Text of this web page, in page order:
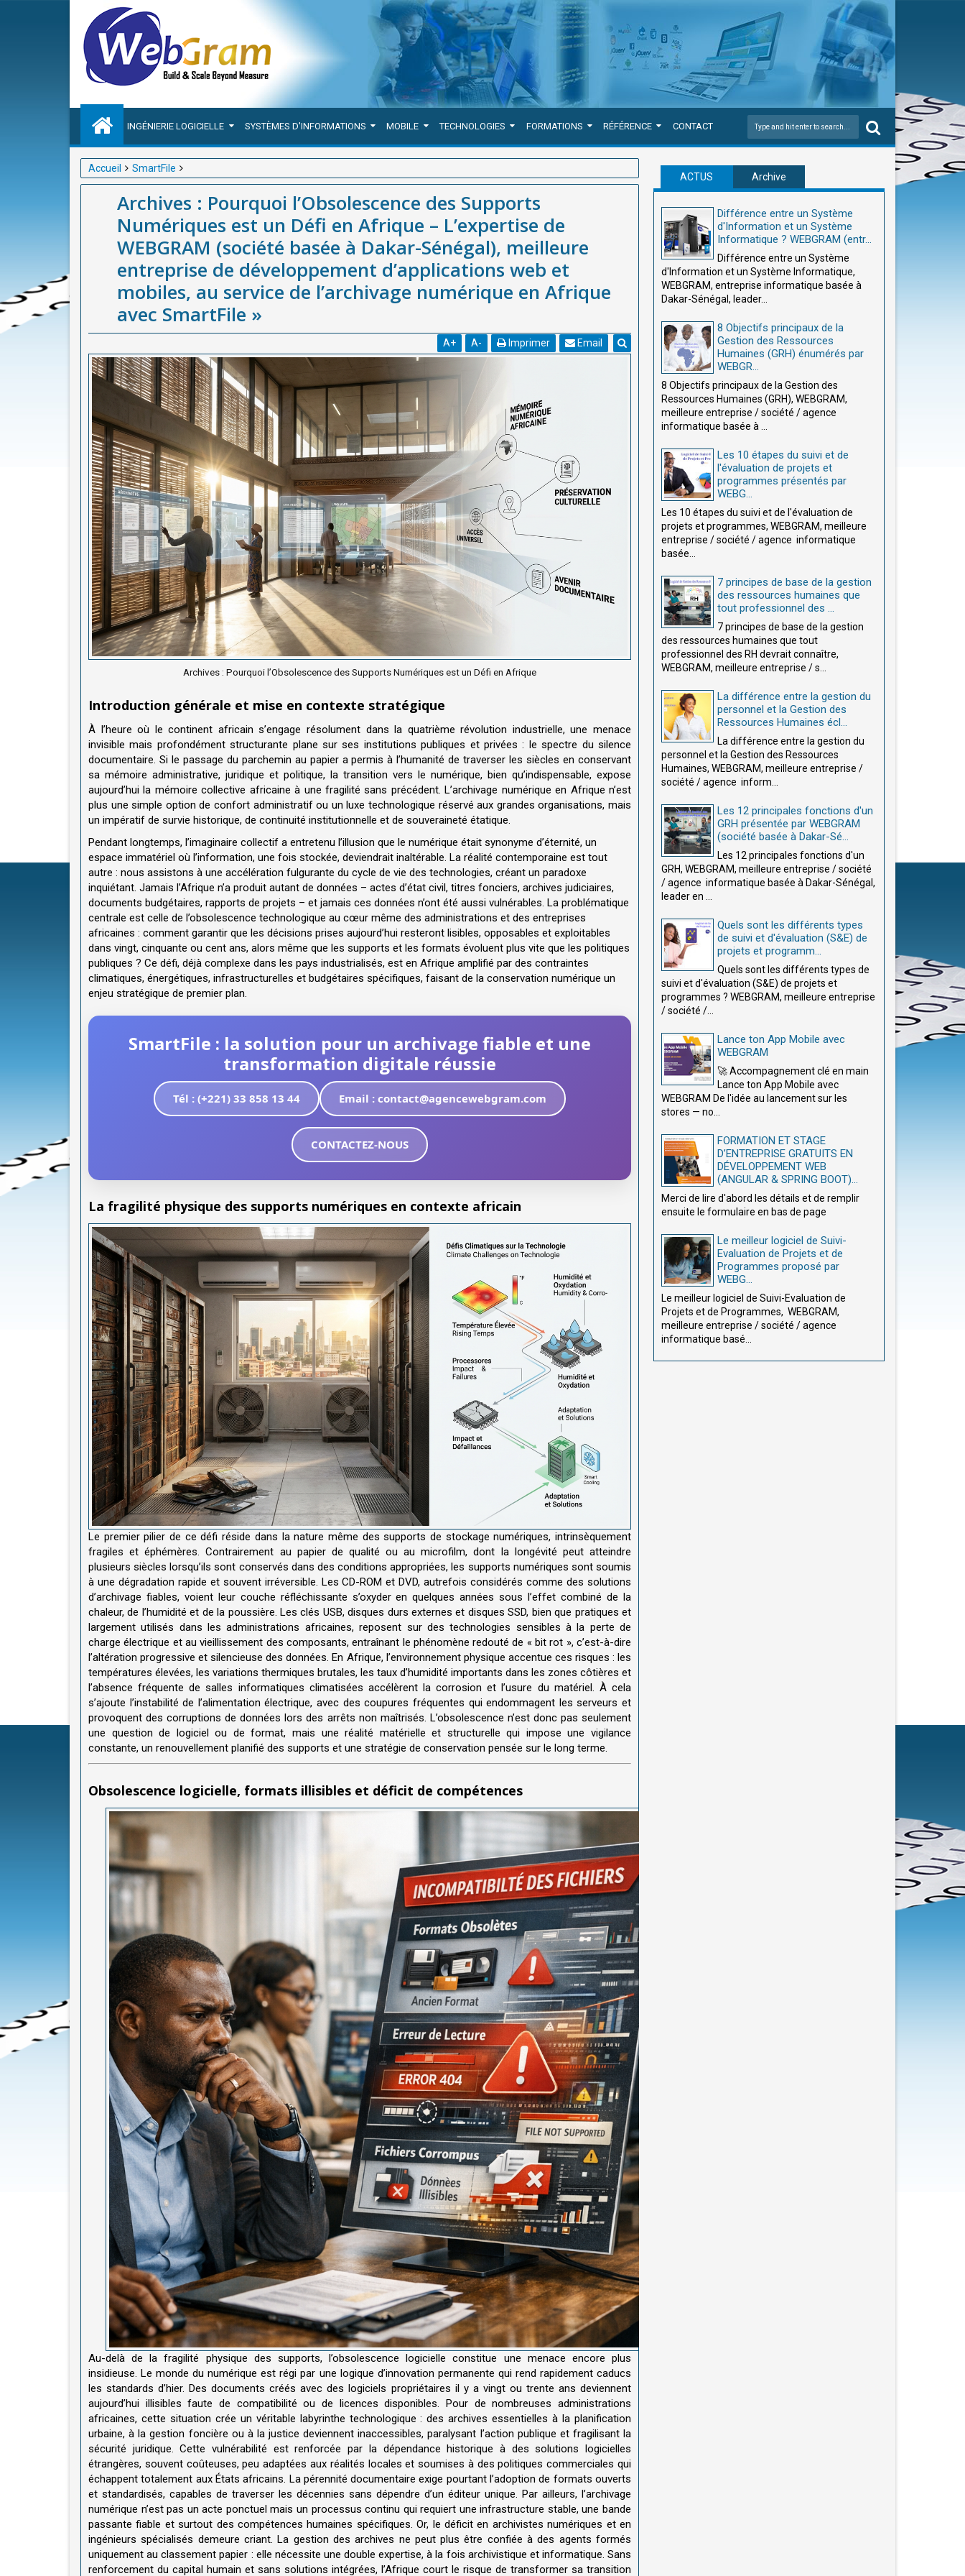
INGÉNIERIE LOGICIELLE SYSTÈMES D'INFORMATIONS MOBILE TECHNOLOGIES FORMATIONS RÉFÉRENCE CONTACT
Accueil
SmartFile
Archives : Pourquoi l’Obsolescence des Supports Numériques est un Défi en Afrique – L’expertise de WEBGRAM (société
basée à Dakar-Sénégal), meilleure entreprise de développement d’applications web et mobiles, au service de l’archivage
numérique en Afrique avec SmartFile »
Archives : Pourquoi l’Obsolescence des Supports
Numériques est un Défi en Afrique – L’expertise de
WEBGRAM (société basée à Dakar-Sénégal), meilleure
entreprise de développement d’applications web et
mobiles, au service de l’archivage numérique en Afrique
avec SmartFile »
A+ A- Imprimer Email
Archives : Pourquoi l’Obsolescence des Supports Numériques est un Défi en Afrique
Introduction générale et mise en contexte stratégique
À l’heure où le continent africain s’engage résolument dans la quatrième révolution industrielle, une menace
invisible mais profondément structurante plane sur ses institutions publiques et privées : le spectre du silence
documentaire. Si le passage du parchemin au papier a permis à l’humanité de traverser les siècles en conservant
sa mémoire administrative, juridique et politique, la transition vers le numérique, bien qu’indispensable, expose
aujourd’hui la mémoire collective africaine à une fragilité sans précédent. L’archivage numérique en Afrique n’est
plus une simple option de confort administratif ou un luxe technologique réservé aux grandes organisations, mais
un impératif de survie historique, de continuité institutionnelle et de souveraineté étatique.
Pendant longtemps, l’imaginaire collectif a entretenu l’illusion que le numérique était synonyme d’éternité, un
espace immatériel où l’information, une fois stockée, deviendrait inaltérable. La réalité contemporaine est tout
autre : nous assistons à une accélération fulgurante du cycle de vie des technologies, créant un paradoxe
inquiétant. Jamais l’Afrique n’a produit autant de données – actes d’état civil, titres fonciers, archives judiciaires,
documents budgétaires, rapports de projets – et jamais ces données n’ont été aussi vulnérables. La problématique
centrale est celle de l’obsolescence technologique au cœur même des administrations et des entreprises
africaines : comment garantir que les décisions prises aujourd’hui resteront lisibles, opposables et exploitables
dans vingt, cinquante ou cent ans, alors même que les supports et les formats évoluent plus vite que les politiques
publiques ? Ce défi, déjà complexe dans les pays industrialisés, est en Afrique amplifié par des contraintes
climatiques, énergétiques, infrastructurelles et budgétaires spécifiques, faisant de la conservation numérique un
enjeu stratégique de premier plan.
SmartFile : la solution pour un archivage fiable et une
transformation digitale réussie
Tél : (+221) 33 858 13 44 Email : contact@agencewebgram.com
CONTACTEZ-NOUS
La fragilité physique des supports numériques en contexte africain
Le premier pilier de ce défi réside dans la nature même des supports de stockage numériques, intrinsèquement
fragiles et éphémères. Contrairement au papier de qualité ou au microfilm, dont la longévité peut atteindre
plusieurs siècles lorsqu’ils sont conservés dans des conditions appropriées, les supports numériques sont soumis
à une dégradation rapide et souvent irréversible. Les CD-ROM et DVD, autrefois considérés comme des solutions
d’archivage fiables, voient leur couche réfléchissante s’oxyder en quelques années sous l’effet combiné de la
chaleur, de l’humidité et de la poussière. Les clés USB, disques durs externes et disques SSD, bien que pratiques et
largement utilisés dans les administrations africaines, reposent sur des technologies sensibles à la perte de
charge électrique et au vieillissement des composants, entraînant le phénomène redouté de « bit rot », c’est-à-dire
l’altération progressive et silencieuse des données. En Afrique, l’environnement physique accentue ces risques : les
températures élevées, les variations thermiques brutales, les taux d’humidité importants dans les zones côtières et
l’absence fréquente de salles informatiques climatisées accélèrent la corrosion et l’usure du matériel. À cela
s’ajoute l’instabilité de l’alimentation électrique, avec des coupures fréquentes qui endommagent les serveurs et
provoquent des corruptions de données lors des arrêts non maîtrisés. L’obsolescence n’est donc pas seulement
une question de logiciel ou de format, mais une réalité matérielle et structurelle qui impose une vigilance
constante, un renouvellement planifié des supports et une stratégie de conservation pensée sur le long terme.
Obsolescence logicielle, formats illisibles et déficit de compétences
Au-delà de la fragilité physique des supports, l’obsolescence logicielle constitue une menace encore plus
insidieuse. Le monde du numérique est régi par une logique d’innovation permanente qui rend rapidement caducs
les standards d’hier. Des documents créés avec des logiciels propriétaires il y a vingt ou trente ans deviennent
aujourd’hui illisibles faute de compatibilité ou de licences disponibles. Pour de nombreuses administrations
africaines, cette situation crée un véritable labyrinthe technologique : des archives essentielles à la planification
urbaine, à la gestion foncière ou à la justice deviennent inaccessibles, paralysant l’action publique et fragilisant la
sécurité juridique. Cette vulnérabilité est renforcée par la dépendance historique à des solutions logicielles
étrangères, souvent coûteuses, peu adaptées aux réalités locales et soumises à des politiques commerciales qui
échappent totalement aux États africains. La pérennité documentaire exige pourtant l’adoption de formats ouverts
et standardisés, capables de traverser les décennies sans dépendre d’un éditeur unique. Par ailleurs, l’archivage
numérique n’est pas un acte ponctuel mais un processus continu qui requiert une infrastructure stable, une bande
passante fiable et surtout des compétences humaines spécifiques. Or, le déficit en archivistes numériques et en
ingénieurs spécialisés demeure criant. La gestion des archives ne peut plus être confiée à des agents formés
uniquement au classement papier : elle nécessite une double expertise, à la fois archivistique et informatique. Sans
renforcement du capital humain et sans solutions intégrées, l’Afrique court le risque de transformer sa transition
ACTUS Archive
Différence entre un Système
d'Information et un Système
Informatique ? WEBGRAM (entr...
Différence entre un Système
d'Information et un Système Informatique,
WEBGRAM, entreprise informatique basée à
Dakar-Sénégal, leader...
8 Objectifs principaux de la
Gestion des Ressources
Humaines (GRH) énumérés par
WEBGR...
8 Objectifs principaux de la Gestion des
Ressources Humaines (GRH), WEBGRAM,
meilleure entreprise / société / agence
informatique basée à ...
Les 10 étapes du suivi et de
l'évaluation de projets et
programmes présentés par
WEBG...
Les 10 étapes du suivi et de l'évaluation de
projets et programmes, WEBGRAM, meilleure
entreprise / société / agence informatique
basée...
7 principes de base de la gestion
des ressources humaines que
tout professionnel des ...
7 principes de base de la gestion
des ressources humaines que tout
professionnel des RH devrait connaître,
WEBGRAM, meilleure entreprise / s...
La différence entre la gestion du
personnel et la Gestion des
Ressources Humaines écl...
La différence entre la gestion du
personnel et la Gestion des Ressources
Humaines, WEBGRAM, meilleure entreprise /
société / agence inform...
Les 12 principales fonctions d'un
GRH présentée par WEBGRAM
(société basée à Dakar-Sé...
Les 12 principales fonctions d'un
GRH, WEBGRAM, meilleure entreprise / société
/ agence informatique basée à Dakar-Sénégal,
leader en ...
Quels sont les différents types
de suivi et d'évaluation (S&E) de
projets et programm...
Quels sont les différents types de
suivi et d'évaluation (S&E) de projets et
programmes ? WEBGRAM, meilleure entreprise
/ société /...
Lance ton App Mobile avec
WEBGRAM
🚀 Accompagnement clé en main
Lance ton App Mobile avec
WEBGRAM De l'idée au lancement sur les
stores — no...
FORMATION ET STAGE
D’ENTREPRISE GRATUITS EN
DÉVELOPPEMENT WEB
(ANGULAR & SPRING BOOT)...
Merci de lire d'abord les détails et de remplir
ensuite le formulaire en bas de page
Le meilleur logiciel de Suivi-
Evaluation de Projets et de
Programmes proposé par
WEBG...
Le meilleur logiciel de Suivi-Evaluation de
Projets et de Programmes, WEBGRAM,
meilleure entreprise / société / agence
informatique basé...